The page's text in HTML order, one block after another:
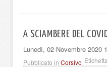
A SCIAMBERE DEL
Lunedì, 02 Novembre 2020
Pubblicato in Corsivo